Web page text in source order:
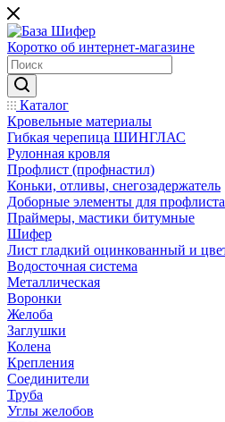
Коротко об интернет-магазине
Каталог
Кровельные материалы
Гибкая черепица ШИНГЛАС
Рулонная кровля
Профлист (профнастил)
Коньки, отливы, снегозадержатель
Доборные элементы для профлиста
Праймеры, мастики битумные
Шифер
Лист гладкий оцинкованный и
Водосточная система
Металлическая
Воронки
Желоба
Заглушки
Колена
Крепления
Соединители
Труба
Углы желобов